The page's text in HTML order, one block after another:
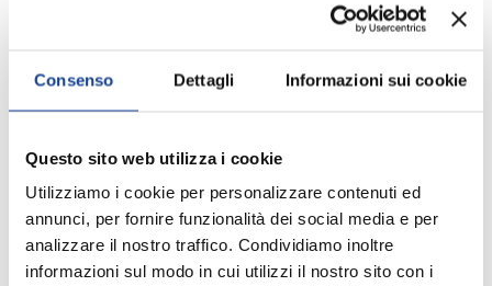
Consenso Dettagli Informazioni sui cookie
Questo sito web utilizza i cookie
Utilizziamo i cookie per personalizzare contenuti ed
annunci, per fornire funzionalità dei social media e per
analizzare il nostro traffico. Condividiamo inoltre
informazioni sul modo in cui utilizzi il nostro sito con i
XS S M L
-
+ AGGIUNGI AL CARRELLO
Aggiungi ai Preferiti